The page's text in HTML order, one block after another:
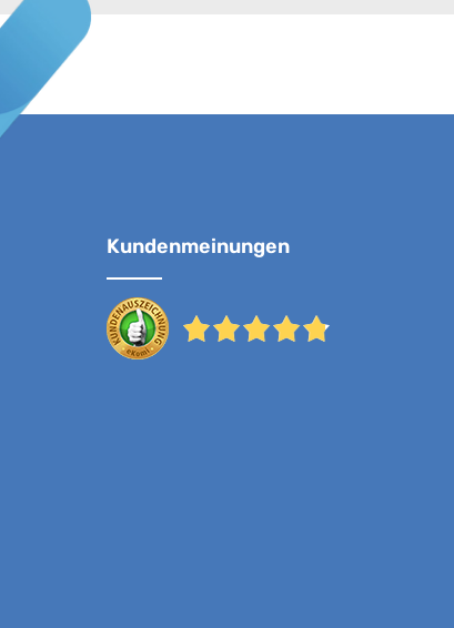
Kundenmeinungen